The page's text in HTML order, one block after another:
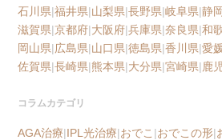
石川県|福井県|山梨県|長野県|岐阜県|静
滋賀県|京都府|大阪府|兵庫県|奈良県|和
岡山県|広島県|山口県|徳島県|香川県|愛
佐賀県|長崎県|熊本県|大分県|宮崎県|鹿
コラムカテゴリ
AGA治療|IPL光治療|おでこ |おでこの形|